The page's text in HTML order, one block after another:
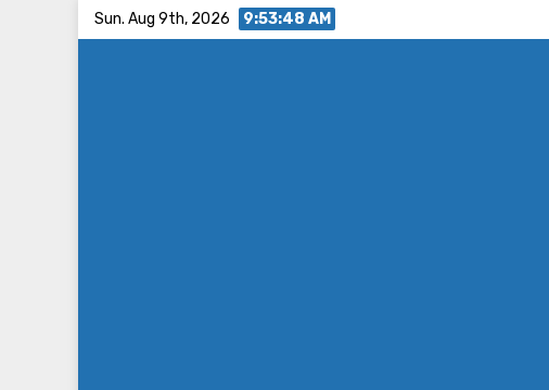
Sun. Aug 9th, 2026 9:53:49 AM